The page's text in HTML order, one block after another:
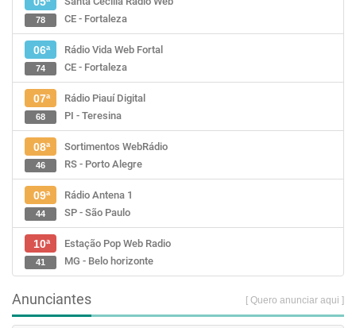
CE - Fortaleza
78
06ª
Rádio Vida Web Fortal
CE - Fortaleza
74
07ª
Rádio Piauí Digital
PI - Teresina
68
08ª
Sortimentos WebRádio
RS - Porto Alegre
46
09ª
Rádio Antena 1
SP - São Paulo
44
10ª
Estação Pop Web Radio
MG - Belo horizonte
41
Anunciantes [ Quero anunciar aqui ]